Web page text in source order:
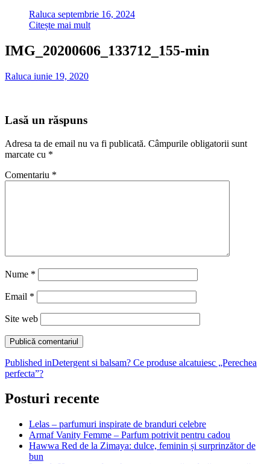
Raluca septembrie 16, 2024
Citește mai mult
IMG_20200606_133712_155-min
Raluca iunie 19, 2020
Lasă un răspuns
Adresa ta de email nu va fi publicată. Câmpurile obligatorii sunt
marcate cu *
Comentariu *
Nume *
Email *
Site web
Navigare
în
articole
Published inDetergent si balsam? Ce produse alcatuiesc „Perechea
perfecta”?
Posturi recente
Lelas – parfumuri inspirate de branduri celebre
Armaf Vanity Femme – Parfum potrivit pentru cadou
Hawwa Red de la Zimaya: dulce, feminin și surprinzător de
bun